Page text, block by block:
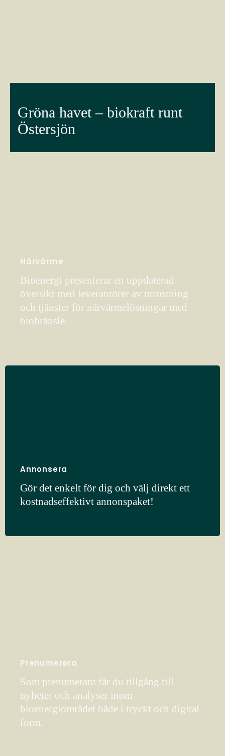
Gröna havet – biokraft runt
Östersjön
Närvärme
Bioenergi presenterar en uppdaterad
översikt med leverantörer av utrustning
och tjänster för närvärmelösningar med
biobränsle.
Annonsera
Gör det enkelt för dig och välj direkt ett
kostnadseffektivt annonspaket!
Prenumerera
Som prenumerant får du tillgång till
nyheter och analyser inom
bioenergiområdet både i tryckt och digital
form.